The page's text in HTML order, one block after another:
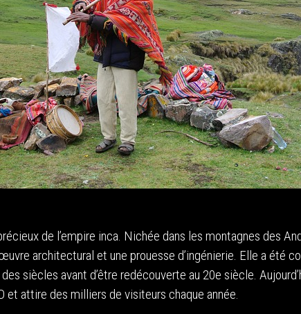
de l’empire inca. Nichée dans les montagnes des
architectural et une prouesse d’ingénierie. Elle a été
siècles avant d’être redécouverte au 20e siècle.
et attire des milliers de visiteurs chaque année.